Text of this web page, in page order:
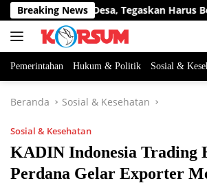
Langsung
ke
konten
Breaking News
hingga Desa, Tegaskan Harus Benar-
Pemerintahan Hukum & Politik Sosial &
Beranda Sosial & Kesehatan
Sosial & Kesehatan
KADIN Indonesia Trading
Perdana Gelar Exporter